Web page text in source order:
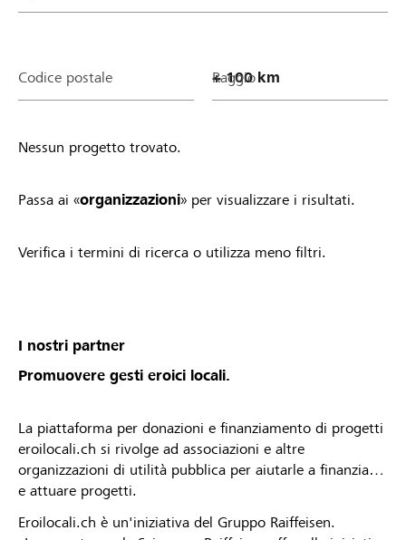
Codice postale Raggio
Nessun progetto trovato.
Passa ai «organizzazioni» per visualizzare i risultati.
Verifica i termini di ricerca o utilizza meno filtri.
I nostri partner
Promuovere gesti eroici locali.
La piattaforma per donazioni e finanziamento di progetti
eroilocali.ch si rivolge ad associazioni e altre
organizzazioni di utilità pubblica per aiutarle a finanziare
e attuare progetti.
Eroilocali.ch è un'iniziativa del Gruppo Raiffeisen.